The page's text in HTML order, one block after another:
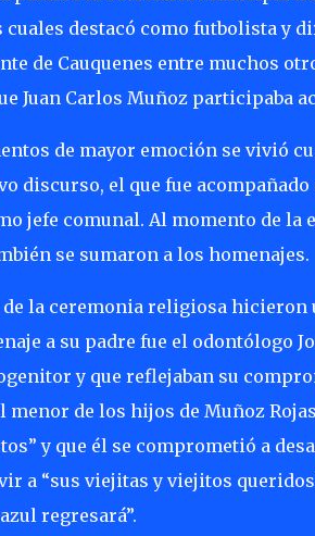
destacó como futbolista y
de Cauquenes entre muchos
Juan Carlos Muñoz participaba
de mayor emoción se vivió
discurso, el que fue
jefe comunal. Al momento de la
se sumaron a los homenajes.
la ceremonia religiosa hicieron
a su padre fue el odontólogo
y que reflejaban su
menor de los hijos de Muñoz
y que él se comprometió a
a “sus viejitas y viejitos
regresará”.